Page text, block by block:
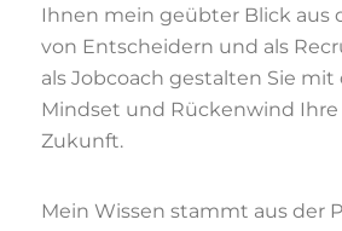
Ihnen mein geübter Blick aus
von Entscheidern und als
als Jobcoach gestalten Sie
Mindset und Rückenwind
Zukunft.
Mein Wissen stammt aus der